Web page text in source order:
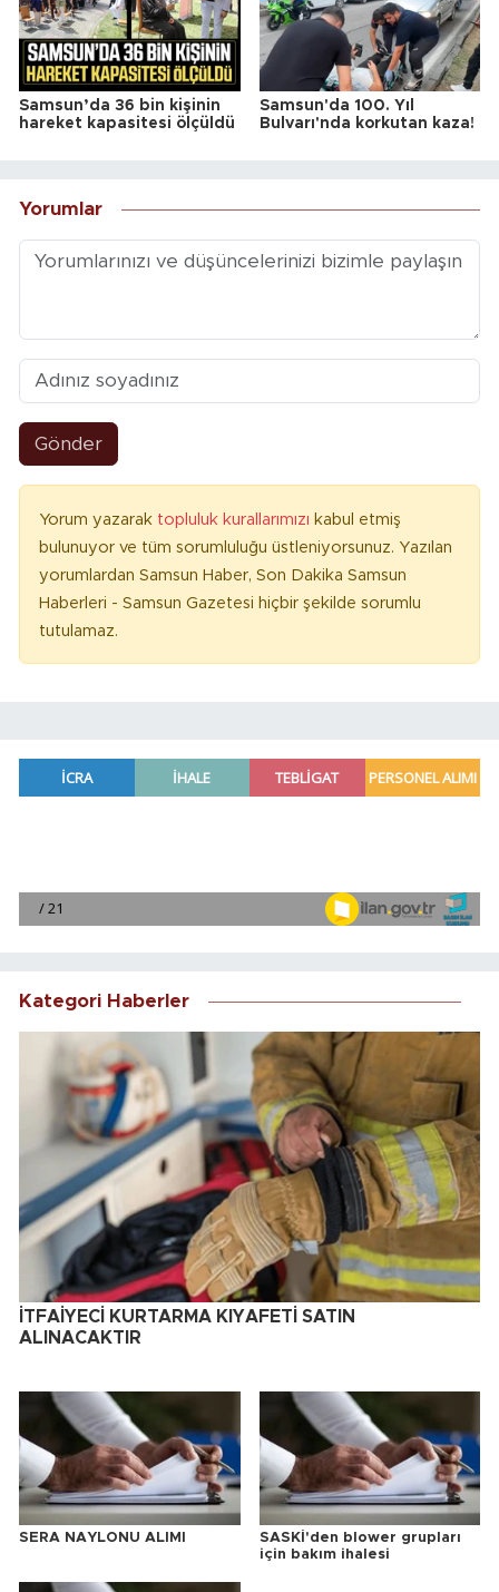
Samsun’da 36 bin kişinin
hareket kapasitesi ölçüldü
Samsun'da 100. Yıl
Bulvarı'nda korkutan kaza!
Yorumlar
Gönder
Yorum yazarak topluluk kurallarımızı kabul etmiş
bulunuyor ve tüm sorumluluğu üstleniyorsunuz. Yazılan
yorumlardan Samsun Haber, Son Dakika Samsun
Haberleri - Samsun Gazetesi hiçbir şekilde sorumlu
tutulamaz.
Kategori Haberler
İTFAİYECİ KURTARMA KIYAFETİ SATIN
ALINACAKTIR
SERA NAYLONU ALIMI
SASKİ'den blower grupları
için bakım ihalesi